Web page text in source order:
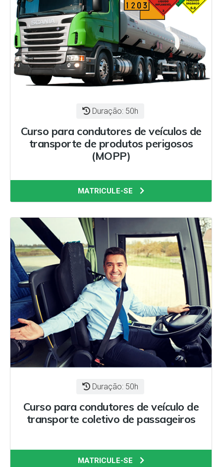
Duração: 50h
Curso para condutores de veículos de
transporte de produtos perigosos
(MOPP)
MATRICULE-SE
Duração: 50h
Curso para condutores de veículo de
transporte coletivo de passageiros
MATRICULE-SE